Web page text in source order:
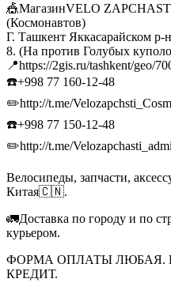
🎪МагазинVELO
(Космонавтов)
Г. Ташкент Яккасарайском
8. (На против Голубых
📍https://2gis.ru/tashkent/geo/
☎️+998 77 160-12-48
✏️http://t.me/
☎️+998 77 150-12-48
✏️http://t.me/
Велосипеды, запчасти,
Китая🇨🇳.
🚛Доставка по городу и по
курьером.
ФОРМА ОПЛАТЫ ЛЮБАЯ.
КРЕДИТ.